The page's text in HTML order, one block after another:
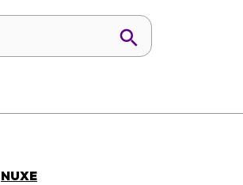
NUXE